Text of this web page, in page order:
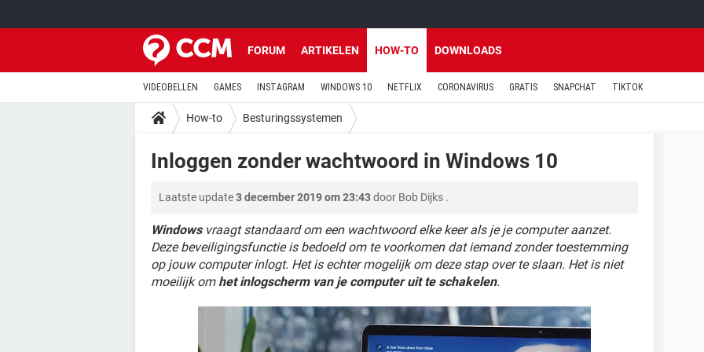
FORUM ARTIKELEN HOW-TO DOWNLOADS
VIDEOBELLEN GAMES INSTAGRAM WINDOWS 10 NETFLIX CORONAVIRUS GRATIS SNAPCHAT TIKTOK
How-to Besturingssystemen
Inloggen zonder wachtwoord in Windows 10
Laatste update3 december 2019 om 23:43door Bob Dijks .
Windowsvraagt standaard om een wachtwoord elke keer als je je computer aanzet.
Deze beveiligingsfunctie is bedoeld om te voorkomen dat iemand zonder toestemming
op jouw computer inlogt. Het is echter mogelijk om deze stap over te slaan. Het is niet
moeilijk om het inlogscherm van je computer uit te schakelen.